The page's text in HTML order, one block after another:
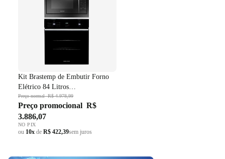
Kit Brastemp de Embutir Forno
Elétrico 84 Litros
BOC84AE+Micro-ondas 32 Litros
BM146AE Preto 220V
Preço normalR$ 4.978,99
Preço promocional R$
3.886,07
NO PIX
ou 10x de R$ 422,39sem juros